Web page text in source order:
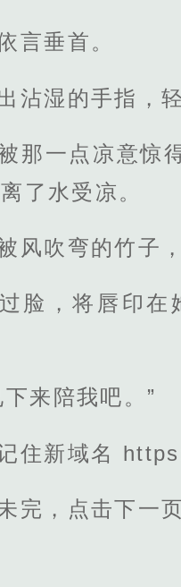
言垂首。
沾湿的手指，
那一点凉意惊
了水受凉。
风吹弯的竹子
脸，将唇印在
下来陪我吧。”
住新域名
完，点击下一